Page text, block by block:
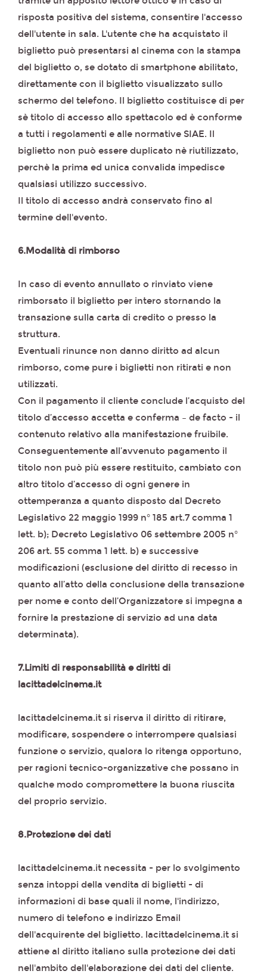
risposta positiva del sistema, consentire l'accesso
dell'utente in sala. L'utente che ha acquistato il
biglietto può presentarsi al cinema con la stampa
del biglietto o, se dotato di smartphone abilitato,
direttamente con il biglietto visualizzato sullo
schermo del telefono. Il biglietto costituisce di per
sè titolo di accesso allo spettacolo ed è conforme
a tutti i regolamenti e alle normative SIAE. Il
biglietto non può essere duplicato nè riutilizzato,
perchè la prima ed unica convalida impedisce
qualsiasi utilizzo successivo.
Il titolo di accesso andrà conservato fino al
termine dell'evento.
6.Modalità di rimborso
In caso di evento annullato o rinviato viene
rimborsato il biglietto per intero stornando la
transazione sulla carta di credito o presso la
struttura.
Eventuali rinunce non danno diritto ad alcun
rimborso, come pure i biglietti non ritirati e non
utilizzati.
Con il pagamento il cliente conclude l’acquisto del
titolo d’accesso accetta e conferma – de facto - il
contenuto relativo alla manifestazione fruibile.
Conseguentemente all’avvenuto pagamento il
titolo non può più essere restituito, cambiato con
altro titolo d’accesso di ogni genere in
ottemperanza a quanto disposto dal Decreto
Legislativo 22 maggio 1999 n° 185 art.7 comma 1
lett. b); Decreto Legislativo 06 settembre 2005 n°
206 art. 55 comma 1 lett. b) e successive
modificazioni (esclusione del diritto di recesso in
quanto all’atto della conclusione della transazione
per nome e conto dell’Organizzatore si impegna a
fornire la prestazione di servizio ad una data
determinata).
7.Limiti di responsabilità e diritti di
lacittadelcinema.it
lacittadelcinema.it si riserva il diritto di ritirare,
modificare, sospendere o interrompere qualsiasi
funzione o servizio, qualora lo ritenga opportuno,
per ragioni tecnico-organizzative che possano in
qualche modo compromettere la buona riuscita
del proprio servizio.
8.Protezione dei dati
lacittadelcinema.it necessita - per lo svolgimento
senza intoppi della vendita di biglietti - di
informazioni di base quali il nome, l'indirizzo,
numero di telefono e indirizzo Email
dell'acquirente del biglietto. lacittadelcinema.it si
attiene al diritto italiano sulla protezione dei dati
nell'ambito dell'elaborazione dei dati del cliente.